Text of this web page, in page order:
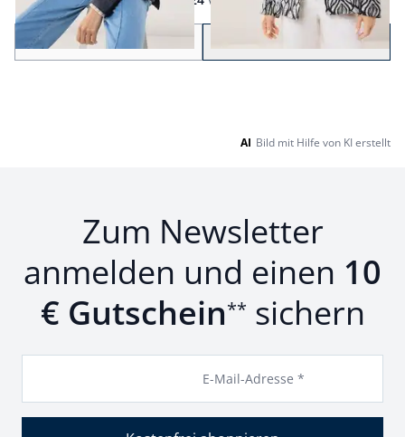
Zurück Weiterzu Seite 2
AI Bild mit Hilfe von KI erstellt
Zum Newsletter
anmelden und einen 10
€ Gutschein** sichern
E-Mail-Adresse *